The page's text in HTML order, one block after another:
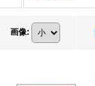
画像: